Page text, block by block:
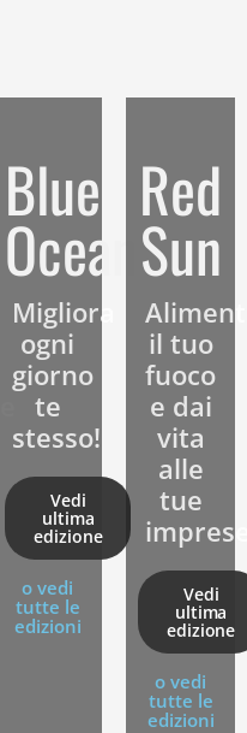
essere
Blue
Ocean
Migliora
ogni
giorno
te
stesso!
Vedi
ultima
edizione
o vedi
tutte le
edizioni
Red
Sun
il tuo
fuoco
e dai
vita
alle
tue
Vedi
ultima
edizione
o vedi
tutte le
edizioni